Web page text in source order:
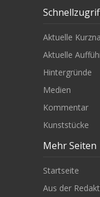
Aktuelle
Aktuelle
Hintergründe
Medien
Kommentar
Kunststücke
Mehr Seiten
Startseite
Aus der